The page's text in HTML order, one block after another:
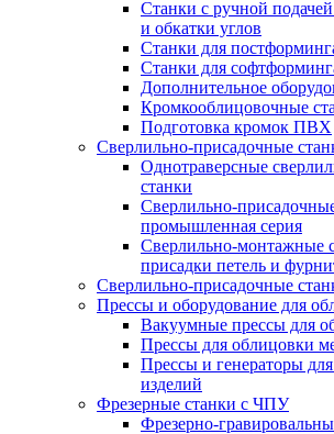
Станки с ручной подачей
и обкатки углов
Станки для
Станки для
Дополнительное
Кромкооблицовочные
Подготовка кромок ПВХ
Сверлильно-присадочные
Однотраверсные
станки
Сверлильно-
промышленная серия
Сверлильно-монтажные
присадки петель и
Сверлильно-присадочные
Прессы и оборудование для
Вакуумные прессы для
Прессы для облицовки
Прессы и генераторы для
изделий
Фрезерные станки с ЧПУ
Фрезерно-